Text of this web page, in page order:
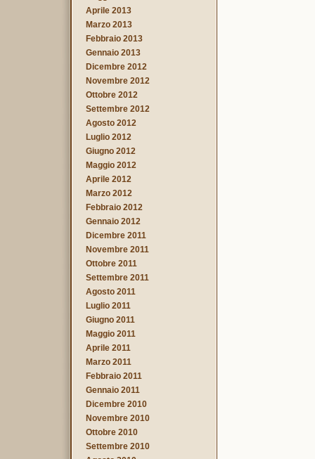
Aprile 2013
Marzo 2013
Febbraio 2013
Gennaio 2013
Dicembre 2012
Novembre 2012
Ottobre 2012
Settembre 2012
Agosto 2012
Luglio 2012
Giugno 2012
Maggio 2012
Aprile 2012
Marzo 2012
Febbraio 2012
Gennaio 2012
Dicembre 2011
Novembre 2011
Ottobre 2011
Settembre 2011
Agosto 2011
Luglio 2011
Giugno 2011
Maggio 2011
Aprile 2011
Marzo 2011
Febbraio 2011
Gennaio 2011
Dicembre 2010
Novembre 2010
Ottobre 2010
Settembre 2010